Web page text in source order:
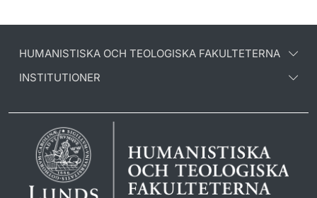
HUMANISTISKA OCH TEOLOGISKA FAKULTETERNA
INSTITUTIONER